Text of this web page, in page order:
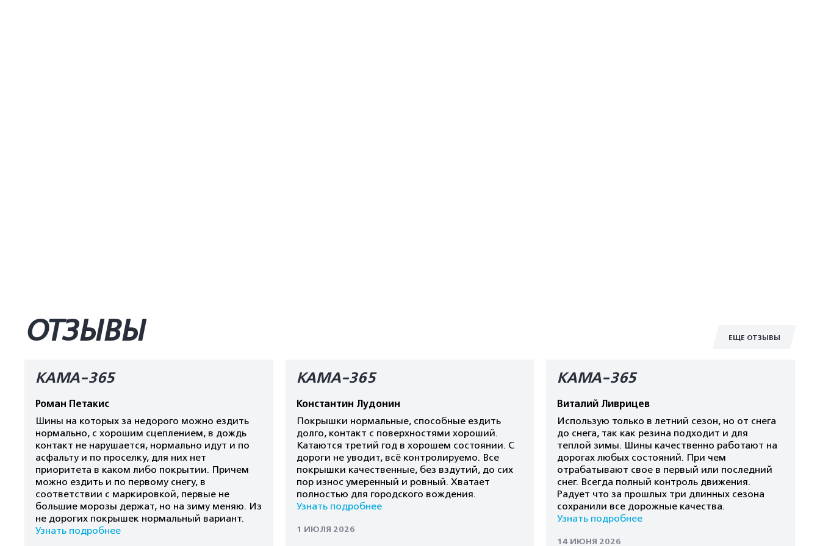
ЕЩЕ ОТЗЫВЫ
ОТЗЫВЫ
КАМА-365
Роман Петакис
Шины на которых за недорого можно ездить
нормально, с хорошим сцеплением, в дождь
контакт не нарушается, нормально идут и по
асфальту и по проселку, для них нет
приоритета в каком либо покрытии. Причем
можно ездить и по первому снегу, в
соответствии с маркировкой, первые не
большие морозы держат, но на зиму меняю. Из
не дорогих покрышек нормальный вариант.
Узнать подробнее
КАМА-365
Константин Лудонин
Покрышки нормальные, способные ездить
долго, контакт с поверхностями хороший.
Катаются третий год в хорошем состоянии. С
дороги не уводит, всё контролируемо. Все
покрышки качественные, без вздутий, до сих
пор износ умеренный и ровный. Хватает
полностью для городского вождения.
Узнать подробнее
1 ИЮЛЯ 2026
КАМА-365
Виталий Ливрицев
Использую только в летний сезон, но от снега
до снега, так как резина подходит и для
теплой зимы. Шины качественно работают на
дорогах любых состояний. При чем
отрабатывают свое в первый или последний
снег. Всегда полный контроль движения.
Радует что за прошлых три длинных сезона
сохранили все дорожные качества.
Узнать подробнее
14 ИЮНЯ 2026